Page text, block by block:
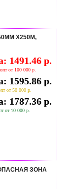
Х250М,
1491.46 р.
от 100 000 р.
1595.86 р.
от 50 000 р.
1787.36 р.
от 10 000 р.
ЗОНА